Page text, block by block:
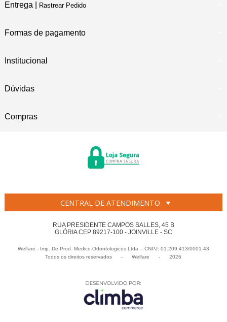
Entrega | Rastrear Pedido
Formas de pagamento
Institucional
Dúvidas
Compras
CENTRAL DE ATENDIMENTO
RUA PRESIDENTE CAMPOS SALLES, 45 B
GLÓRIA CEP 89217-100 - JOINVILLE - SC
Welfare - Imp. De Prod. Medico-Odontologicos Ltda. - CNPJ: 01.209.413/0001-43
Todos os direitos reservados
- Welfare - 2026